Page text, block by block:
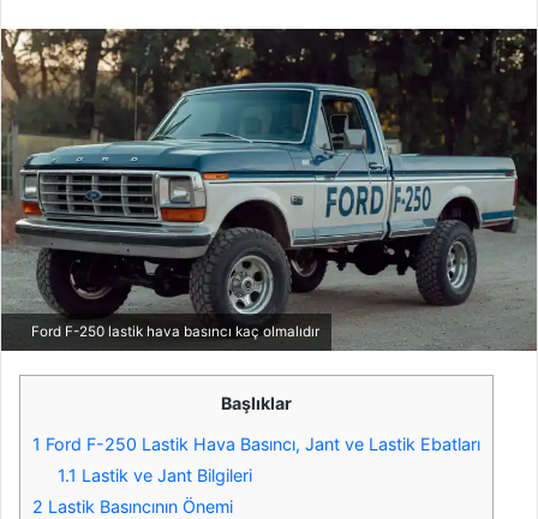
Ford F-250 lastik hava basıncı kaç olmalıdır
Başlıklar
1 Ford F-250 Lastik Hava Basıncı, Jant ve Lastik Ebatları
1.1 Lastik ve Jant Bilgileri
2 Lastik Basıncının Önemi